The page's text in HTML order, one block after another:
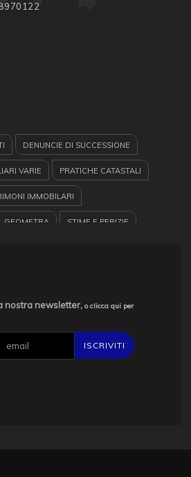
DENUNCIE DI SUCCESSIONE
VARIE PRATICHE CATASTALI
IMMOBILARI
GEOMETRA STIME E PERIZIE
nostra newsletter, o clicca qui per